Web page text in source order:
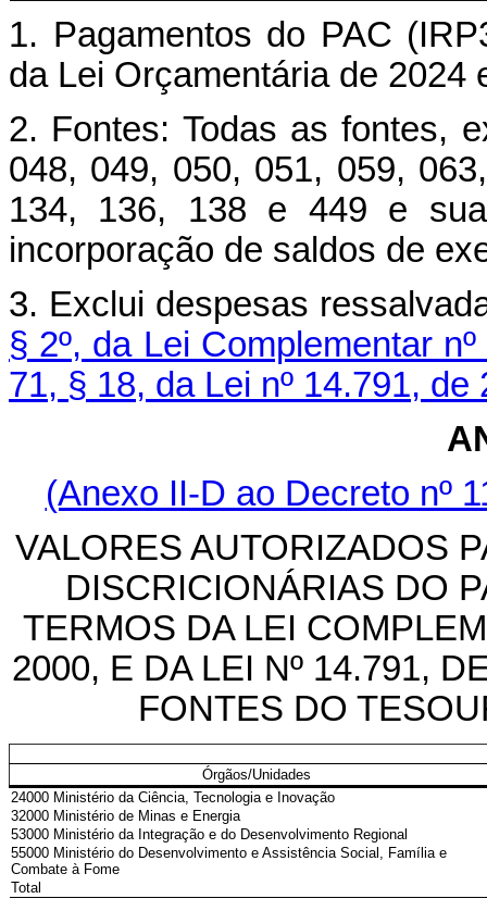
1. Pagamentos do PAC
da Lei Orçamentária de 2024
2. Fontes: Todas as fontes,
048, 049, 050, 051, 059,
134, 136, 138 e 449 e
incorporação de saldos de
3. Exclui despesas
§ 2º, da Lei Complementar
71, § 18, da Lei nº 14.791,
(Anexo II-D ao Decreto nº
VALORES AUTORIZADOS
DISCRICIONÁRIAS DO
TERMOS DA LEI
2000, E DA LEI Nº 14.791,
FONTES DO
Órgãos/Unidades
24000 Ministério da Ciência, Tecnologia e Inovação
32000 Ministério de Minas e Energia
53000 Ministério da Integração e do Desenvolvimento Regional
55000 Ministério do Desenvolvimento e Assistência Social, Família e
Combate à Fome
Total